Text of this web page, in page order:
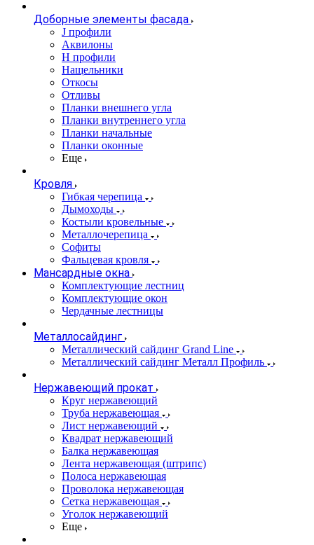
Доборные элементы фасада
J профили
Аквилоны
Н профили
Нащельники
Откосы
Отливы
Планки внешнего угла
Планки внутреннего угла
Планки начальные
Планки оконные
Еще
Кровля
Гибкая черепица
Дымоходы
Костыли кровельные
Металлочерепица
Софиты
Фальцевая кровля
Мансардные окна
Комплектующие лестниц
Комплектующие окон
Чердачные лестницы
Металлосайдинг
Металлический сайдинг Grand Line
Металлический сайдинг Металл Профиль
Нержавеющий прокат
Круг нержавеющий
Труба нержавеющая
Лист нержавеющий
Квадрат нержавеющий
Балка нержавеющая
Лента нержавеющая (штрипс)
Полоса нержавеющая
Проволока нержавеющая
Сетка нержавеющая
Уголок нержавеющий
Еще